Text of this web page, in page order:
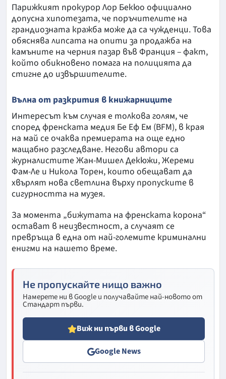
Парижкият прокурор Лор Бекюо официално
допусна хипотезата, че поръчителите на
грандиозната кражба може да са чужденци. Това
обяснява липсата на опити за продажба на
камъните на черния пазар във Франция – факт,
който обикновено помага на полицията да
стигне до извършителите.
Вълна от разкрития в книжарниците
Интересът към случая е толкова голям, че
според френската медия Бе Еф Ем (BFM), в края
на май се очаква премиерата на още едно
мащабно разследване. Негови автори са
журналистите Жан-Мишел Декюжи, Жереми
Фам-Ле и Никола Торен, които обещават да
хвърлят нова светлина върху пропуските в
сигурността на музея.
За момента „бижутата на френската корона“
остават в неизвестност, а случаят се
превръща в една от най-големите криминални
енигми на нашето време.
Не пропускайте нищо важно
Намерете ни в Google и получавайте най-новото от
Стандарт първи.
Виж ни първи в Google
Google News